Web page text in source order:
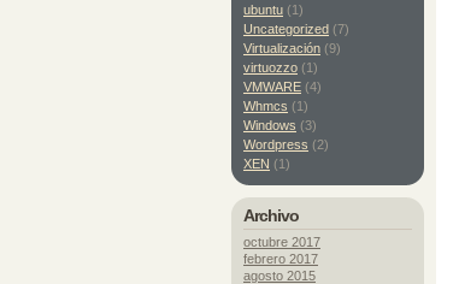
ubuntu (1)
Uncategorized (7)
Virtualización (9)
virtuozzo (1)
VMWARE (4)
Whmcs (1)
Windows (3)
Wordpress (2)
XEN (1)
Archivo
octubre 2017
febrero 2017
agosto 2015